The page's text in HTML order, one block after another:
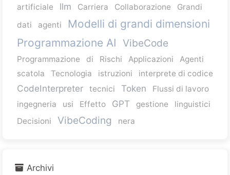
artificiale
llm Carriera Collaborazione
Grandi
dati
agenti
Modelli di grandi dimensioni
Programmazione AI VibeCode
Programmazione di Rischi Applicazioni
Agenti
scatola
Tecnologia istruzioni interprete di codice
CodeInterpreter tecnici Token
Flussi di lavoro
ingegneria
usi Effetto GPT gestione
linguistici
Decisioni
VibeCoding nera
Archivi